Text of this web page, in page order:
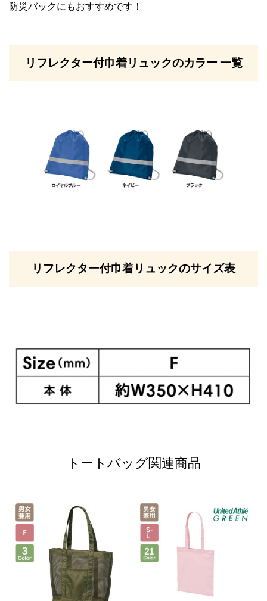
防災バックにもおすすめです！
リフレクター付巾着リュックのカラー 一覧
リフレクター付巾着リュックのサイズ表
トートバッグ関連商品